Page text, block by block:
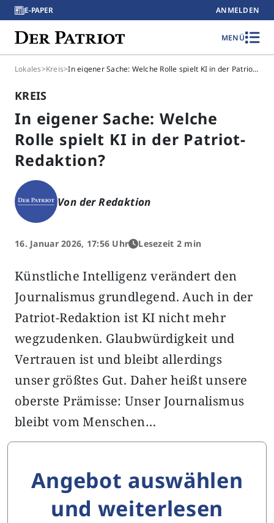
E-PAPER ANMELDEN
MENÜ
Lokales>Kreis> In eigener Sache: Welche Rolle spielt KI in der Patriot-Redaktion?
KREIS
In eigener Sache: Welche
Rolle spielt KI in der Patriot-
Redaktion?
Von der Redaktion
16. Januar 2026, 17:56 Uhr Lesezeit 2 min
Künstliche Intelligenz verändert den
Journalismus grundlegend. Auch in der
Patriot-Redaktion ist KI nicht mehr
wegzudenken. Glaubwürdigkeit und
Vertrauen ist und bleibt allerdings
unser größtes Gut. Daher heißt unsere
oberste Prämisse: Unser Journalismus
bleibt vom Menschen…
Angebot auswählen
und weiterlesen